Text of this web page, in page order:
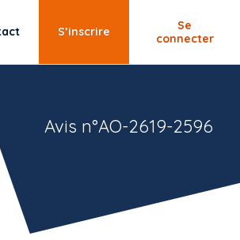
S’inscrire
Se
connecter
Avis n°AO-2619-2596